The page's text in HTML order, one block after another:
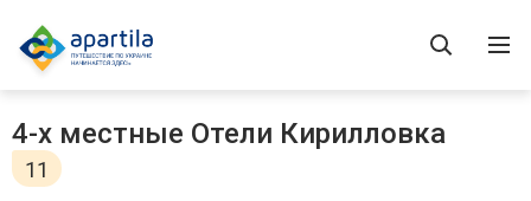
4-х местные Отели Кирилловка
11